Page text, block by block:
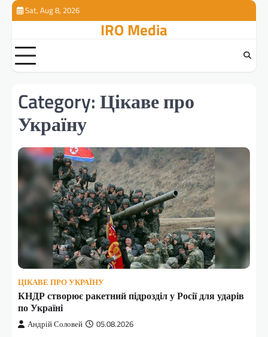
Skip
Sat, Aug 8, 2026
IRO Media
Category:Цікаве про
Україну
ЦІКАВЕ ПРО УКРАЇНУ
КНДР створює ракетний підрозділ у Росії для ударів
по Україні
Андрій Соловей 05.08.2026